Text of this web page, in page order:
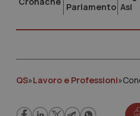
Parlamento Asl
QS»Lavoro e Professioni»